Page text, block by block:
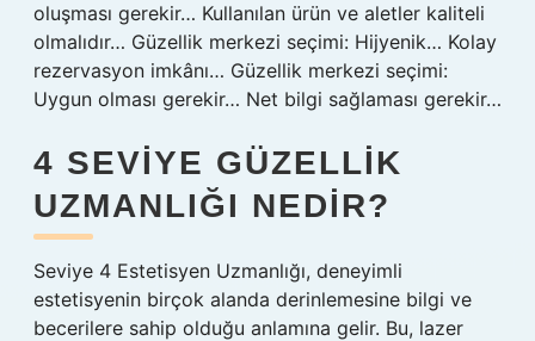
oluşması gerekir… Kullanılan ürün ve aletler kaliteli
olmalıdır… Güzellik merkezi seçimi: Hijyenik… Kolay
rezervasyon imkânı… Güzellik merkezi seçimi:
Uygun olması gerekir… Net bilgi sağlaması gerekir…
4 SEVIYE GÜZELLIK
UZMANLIĞI NEDIR?
Seviye 4 Estetisyen Uzmanlığı, deneyimli
estetisyenin birçok alanda derinlemesine bilgi ve
becerilere sahip olduğu anlamına gelir. Bu, lazer